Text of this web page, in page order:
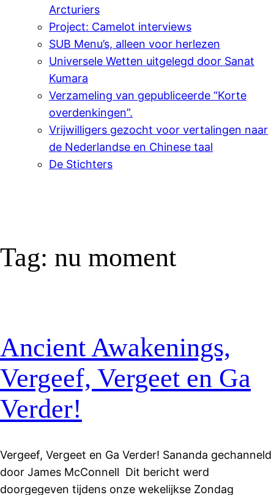
Arcturiers
Project: Camelot interviews
SUB Menu’s, alleen voor herlezen
Universele Wetten uitgelegd door Sanat
Kumara
Verzameling van gepubliceerde “Korte
overdenkingen”.
Vrijwilligers gezocht voor vertalingen naar
de Nederlandse en Chinese taal
De Stichters
Tag: nu moment
Ancient Awakenings,
Vergeef, Vergeet en Ga
Verder!
Vergeef, Vergeet en Ga Verder! Sananda gechanneld
door James McConnell Dit bericht werd
doorgegeven tijdens onze wekelijkse Zondag